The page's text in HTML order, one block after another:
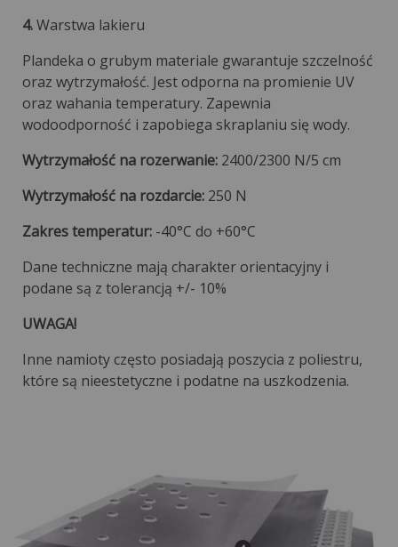
4.Warstwa lakieru
Plandeka o grubym materiale gwarantuje szczelność
oraz wytrzymałość. Jest odporna na promienie UV
oraz wahania temperatury. Zapewnia
wodoodporność i zapobiega skraplaniu się wody.
Wytrzymałość na rozerwanie: 2400/2300 N/5 cm
Wytrzymałość na rozdarcie: 250 N
Zakres temperatur: -40°C do +60°C
Dane techniczne mają charakter orientacyjny i
podane są z tolerancją +/- 10%
UWAGA!
Inne namioty często posiadają poszycia z poliestru,
które są nieestetyczne i podatne na uszkodzenia.